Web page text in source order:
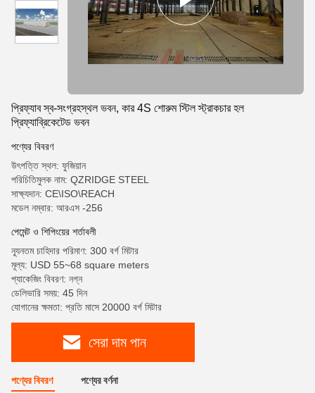
প্রিফ্যাব স্ব-সংগ্রহস্থল ভবন, কার 4S শোরুম স্টিল স্ট্রাকচার হল
প্রিফ্যাব্রিকেটেড ভবন
পণ্যের বিবরণ
উৎপত্তি স্থল: ফুজিয়ান
পরিচিতিমুলক নাম: QZRIDGE STEEL
সাক্ষ্যদান: CE\ISO\REACH
মডেল নম্বার: আরএস -256
পেমেন্ট ও শিপিংয়ের শর্তাবলী
ন্যূনতম চাহিদার পরিমাণ: 300 বর্গ মিটার
মূল্য: USD 55~68 square meters
প্যাকেজিং বিবরণ: নগ্ন
ডেলিভারি সময়: 45 দিন
যোগানের ক্ষমতা: প্রতি মাসে 20000 বর্গ মিটার
সেরা দাম পান
পণ্যের বিবরণ পণ্যের বর্ণনা